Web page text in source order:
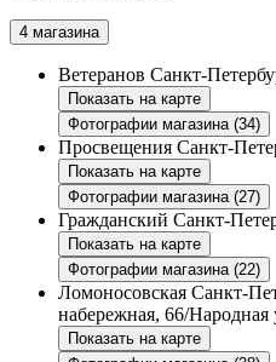
4 магазина
Ветеранов Санкт-
Показать на карте
Фотографии магазина (34)
Просвещения Санкт-
Показать на карте
Фотографии магазина (27)
Гражданский Санкт-
Показать на карте
Фотографии магазина (22)
Ломоносовская Санкт-
набережная, 66/Народная
Показать на карте